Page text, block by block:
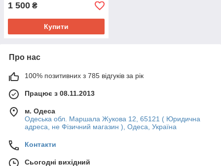
1 500 ₴
Купити
Про нас
100% позитивних з 785 відгуків за рік
Працює з 08.11.2013
м. Одеса
Одеська обл. Маршала Жукова 12, 65121 ( Юридична
адреса, не Фізичний магазин ), Одеса, Україна
Контакти
Сьогодні вихідний